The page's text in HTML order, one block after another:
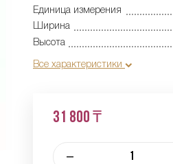
Единица измерения
Ширина
Высота
Все характеристики
31 800 ₸
–